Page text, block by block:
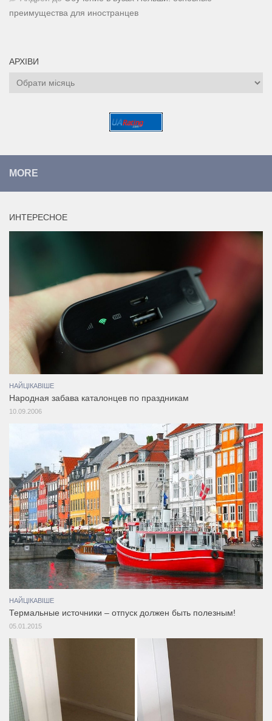
преимущества для иностранцев
АРХІВИ
Архіви
MORE
ИНТЕРЕСНОЕ
НАЙЦІКАВІШЕ
Народная забава каталонцев по праздникам
10.09.2006
НАЙЦІКАВІШЕ
Термальные источники – отпуск должен быть полезным!
05.01.2015